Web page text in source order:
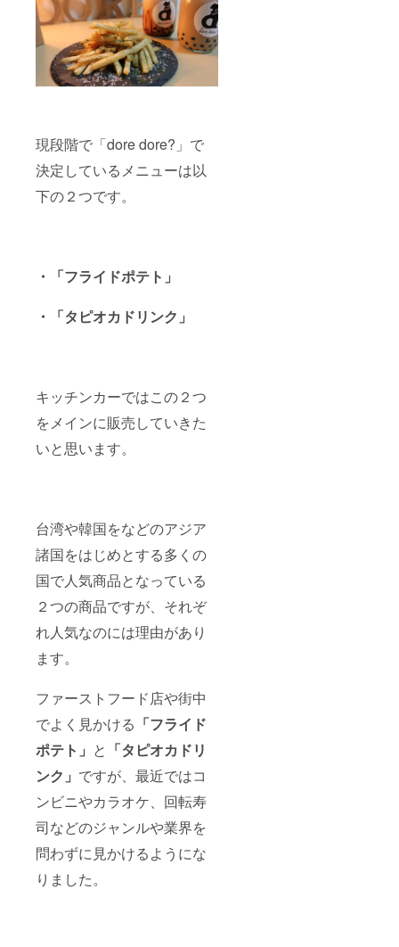
現段階で「dore dore?」で
決定しているメニューは以
下の２つです。
・「フライドポテト」
・「タピオカドリンク」
キッチンカーではこの２つ
をメインに販売していきた
いと思います。
台湾や韓国をなどのアジア
諸国をはじめとする多くの
国で人気商品となっている
２つの商品ですが、それぞ
れ人気なのには理由があり
ます。
ファーストフード店や街中
でよく見かける 「フライド
ポテト」 と 「タピオカドリ
ンク」 ですが、最近ではコ
ンビニやカラオケ、回転寿
司などのジャンルや業界を
問わずに見かけるようにな
りました。